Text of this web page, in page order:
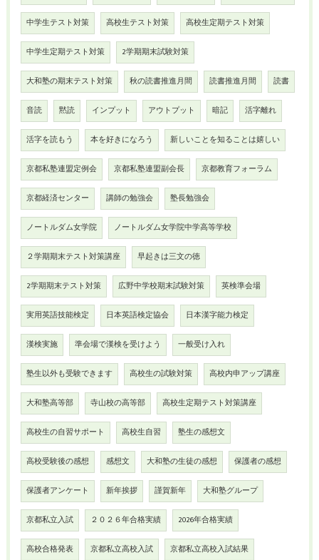
中学生テスト対策 高校生テスト対策 高校生定期テスト対策
中学生定期テスト対策 2学期期末試験対策
大和塾の期末テスト対策 秋の読書推進月間 読書推進月間 読書
音読 黙読 インプット アウトプット 暗記 活字離れ
活字を読もう 本を好きになろう 新しいことを知ることは嬉しい
京都私塾連盟定例会 京都私塾連盟副会長 京都教育フォーラム
京都経済センター 講師の勉強会 塾長勉強会
ノートルダム女学院 ノートルダム女学院中学高等学校
２学期期末テスト対策講座 早起きは三文の徳
2学期期末テスト対策 広野中学校期末試験対策 英検準会場
実用英語技能検定 日本英語検定協会 日本漢字能力検定
漢検実施 準会場で漢検を受けよう 一般受け入れ
塾生以外も受験できます 高校生の試験対策 高校内申アップ講座
大和塾高等部 寺山校の高等部 高校生定期テスト対策講座
高校生の自習サポート 高校生自習 塾生の感想文
高校受験後の感想 感想文 大和塾の生徒の感想 保護者の感想
保護者アンケート 新年挨拶 謹賀新年 大和塾グループ
京都私立入試 ２０２６年合格実績 2026年合格実績
高校合格発表 京都私立高校入試 京都私立高校入試結果